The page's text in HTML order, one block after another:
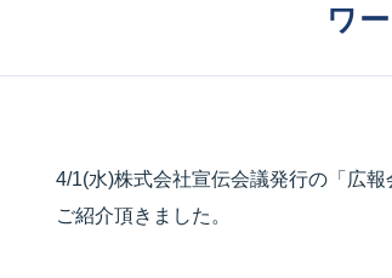
ワ
4/1(水)株式会社宣伝会議発行の「広
ご紹介頂きました。